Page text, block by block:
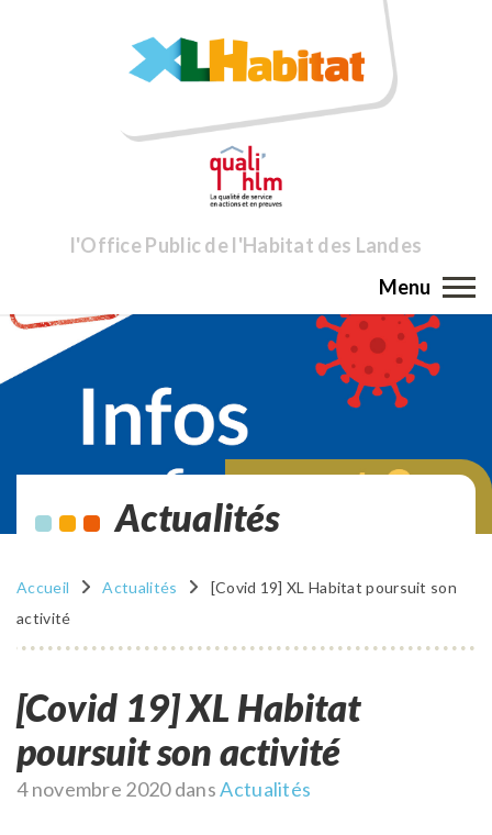
l'Office Public de l'Habitat des Landes
Menu
Actualités
Accueil Actualités
[Covid 19] XL Habitat poursuit son
activité
[Covid 19] XL Habitat
poursuit son activité
Publié
4 novembre 2020dansActualités